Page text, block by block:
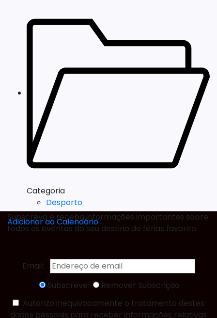
Categoria
Desporto
Adicionar ao Calendário
Subscreva e receba informações importantes sobre
todos os eventos do seu destino de férias favorito.
Email:
Subscrever
Remover Subscrição
Autorizo inequivocamente o tratamento destes
dados pessoais para receber informações relativas